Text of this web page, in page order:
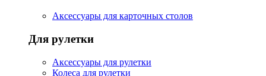
Аксессуары для карточных столов
Для рулетки
Аксессуары для рулетки
Колеса для рулетки